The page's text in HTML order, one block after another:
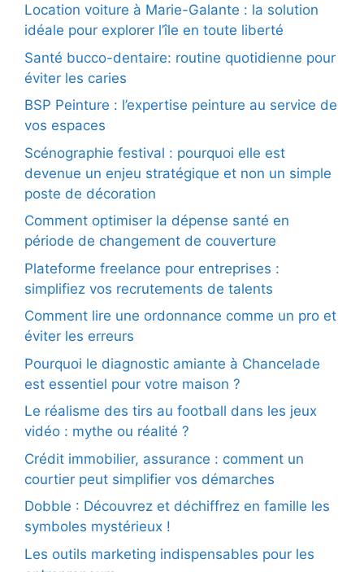
Location voiture à Marie-Galante : la solution
idéale pour explorer l’île en toute liberté
Santé bucco-dentaire: routine quotidienne pour
éviter les caries
BSP Peinture : l’expertise peinture au service de
vos espaces
Scénographie festival : pourquoi elle est
devenue un enjeu stratégique et non un simple
poste de décoration
Comment optimiser la dépense santé en
période de changement de couverture
Plateforme freelance pour entreprises :
simplifiez vos recrutements de talents
Comment lire une ordonnance comme un pro et
éviter les erreurs
Pourquoi le diagnostic amiante à Chancelade
est essentiel pour votre maison ?
Le réalisme des tirs au football dans les jeux
vidéo : mythe ou réalité ?
Crédit immobilier, assurance : comment un
courtier peut simplifier vos démarches
Dobble : Découvrez et déchiffrez en famille les
symboles mystérieux !
Les outils marketing indispensables pour les